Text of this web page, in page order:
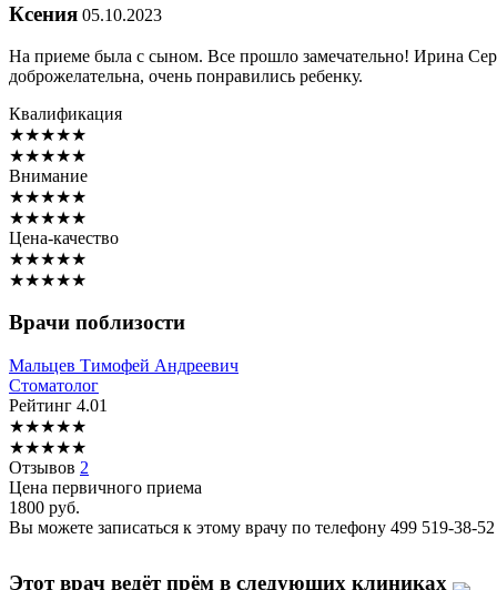
Ксения 05.10.2023
На приеме была с сыном. Все прошло замечательно! Ирина
доброжелательна, очень понравились ребенку.
Квалификация
★★★★★
★★★★★
Внимание
★★★★★
★★★★★
Цена-качество
★★★★★
★★★★★
Врачи поблизости
Мальцев Тимофей Андреевич
Стоматолог
Рейтинг 4.01
★★★★★
★★★★★
Отзывов 2
Цена первичного приема
1800 руб.
Вы можете записаться к этому врачу по телефону 499 519-38-52
Этот врач ведёт прём в следующих клиниках